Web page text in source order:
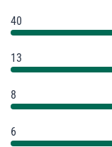
40
13
8
6